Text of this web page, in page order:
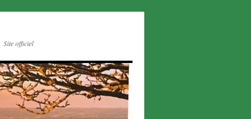
Site officiel